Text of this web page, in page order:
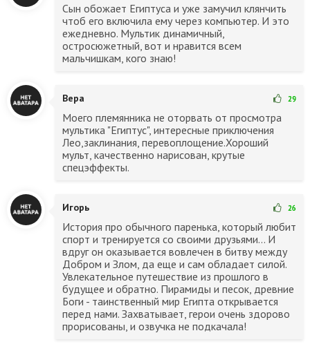
Сын обожает Египтуса и уже замучил клянчить
чтоб его включила ему через компьютер. И это
ежедневно. Мультик динамичный,
остросюжетный, вот и нравится всем
мальчишкам, кого знаю!
Вера 29
Моего племянника не оторвать от просмотра
мультика "Египтус", интересные приключения
Лео,заклинания, перевоплощение.Хороший
мульт, качественно нарисован, крутые
спецэффекты.
Игорь 26
История про обычного паренька, который любит
спорт и тренируется со своими друзьями... И
вдруг он оказывается вовлечен в битву между
Добром и Злом, да еще и сам обладает силой.
Увлекательное путешествие из прошлого в
будущее и обратно. Пирамиды и песок, древние
Боги - таинственный мир Египта открывается
перед нами. Захватывает, герои очень здорово
прорисованы, и озвучка не подкачала!